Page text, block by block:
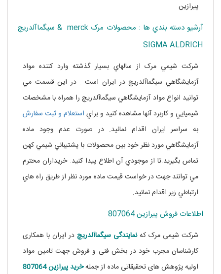
پیرازین
آرشيو دسته بندي ها : محصولات مرک merck & سيگماآلدريچ
SIGMA ALDRICH
شرکت شيمي مرک از سالهاي بسيار گذشته وارد کننده مواد
آزمايشگاهي سيگماآلدريچ در ايران است . در اين قسمت مي
توانيد انواع مواد آزمايشگاهي سيگماآلدريچ را همراه با مشخصات
شيميايي و کاربرد آنها مشاهده کنيد و براي استعلام و ثبت سفارش
به سراسر ايران اقدام نمائيد. در صورت عدم وجود ماده
آزمايشگاهي مورد نظر خود بين محصولات با پشتيباني شيمي کهن
تماس بگيريد.تا از موجودي آن اطلاع پيدا کنيد. خريداران محترم
مي توانند جهت در خواست قيمت ماده مورد نظر از طريق راه هاي
ارتباطي زير اقدام نمائيد.
اطلاعات فروش پیرازین 807064
شرکت شیمی مرک کهنمایندگی سیگماآلدریچ در ایران با همکاری
کارشناسان مجرب خود در بخش فنی و فروش جهت تامین مواد
اولیه پژوهش های تحقیقاتی ماده از جمله
خرید پیرازین 807064